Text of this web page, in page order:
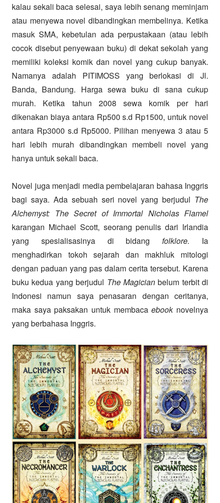
kalau sekali baca selesai, saya lebih senang meminjam
atau menyewa novel dibandingkan membelinya. Ketika
masuk SMA, kebetulan ada perpustakaan (atau lebih
cocok disebut penyewaan buku) di dekat sekolah yang
memiliki koleksi komik dan novel yang cukup banyak.
Namanya adalah PITIMOSS yang berlokasi di Jl.
Banda, Bandung. Harga sewa buku di sana cukup
murah. Ketika tahun 2008 sewa komik per hari
dikenakan biaya antara Rp500 s.d Rp1500, untuk novel
antara Rp3000 s.d Rp5000. Pilihan menyewa 3 atau 5
hari lebih murah dibandingkan membeli novel yang
hanya untuk sekali baca.
Novel juga menjadi media pembelajaran bahasa Inggris
bagi saya. Ada sebuah seri novel yang berjudul The
Alchemyst: The Secret of Immortal Nicholas Flamel
karangan Michael Scott, seorang penulis dari Irlandia
yang spesialisasinya di bidangfolklore. Ia
menghadirkan tokoh sejarah dan makhluk mitologi
dengan paduan yang pas dalam cerita tersebut. Karena
buku kedua yang berjudul The Magicianbelum terbit di
Indonesi namun saya penasaran dengan ceritanya,
maka saya paksakan untuk membacaebook novelnya
yang berbahasa Inggris.